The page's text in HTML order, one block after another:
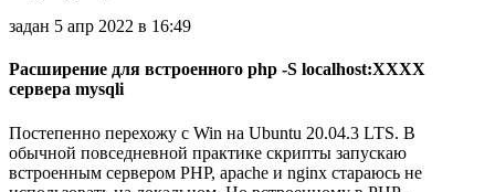
задан 5 апр 2022 в 16:49
Расширение для встроенного php -S localhost:XXXX
сервера mysqli
Постепенно перехожу с Win на Ubuntu 20.04.3 LTS. В
обычной повседневной практике скрипты запускаю
встроенным сервером PHP, apache и nginx стараюсь не